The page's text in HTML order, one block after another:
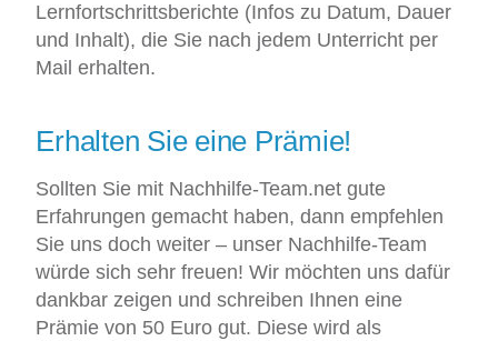
Lernfortschrittsberichte (Infos zu Datum, Dauer
und Inhalt), die Sie nach jedem Unterricht per
Mail erhalten.
Erhalten Sie eine Prämie!
Sollten Sie mit Nachhilfe-Team.net gute
Erfahrungen gemacht haben, dann empfehlen
Sie uns doch weiter – unser Nachhilfe-Team
würde sich sehr freuen! Wir möchten uns dafür
dankbar zeigen und schreiben Ihnen eine
Prämie von 50 Euro gut. Diese wird als